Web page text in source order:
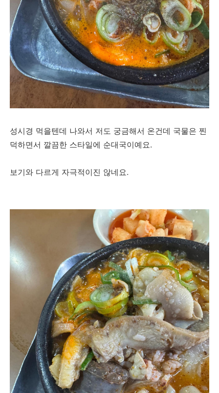
성시경 먹을텐데 나와서 저도 궁금해서 온건데 국물은 찐
덕하면서 깔끔한 스타일에 순대국이예요.
보기와 다르게 자극적이진 않네요.